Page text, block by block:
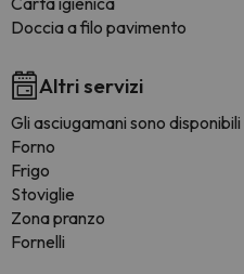
Doccia a filo pavimento
Altri servizi
Gli asciugamani sono disponibili
Forno
Frigo
Stoviglie
Zona pranzo
Fornelli